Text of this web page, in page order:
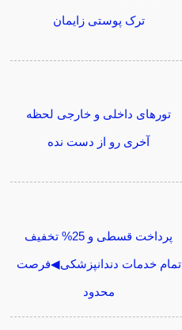
ترک پوستی زایمان
تورهای داخلی و خارجی لحظه
آخری رو از دست نده
پرداخت قسطی و 25% تخفیف
تمام خدمات دندانپزشکی◀فرصت
محدود